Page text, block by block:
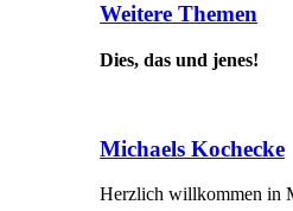
Weitere Themen
Dies, das und jenes!
Michaels Kochecke
Herzlich willkommen in